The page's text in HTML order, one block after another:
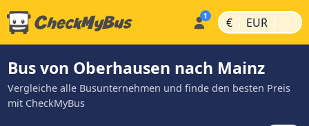
€ | EUR |
Bus von Oberhausen nach Mainz
Vergleiche alle Busunternehmen und finde den besten Preis
mit CheckMyBus